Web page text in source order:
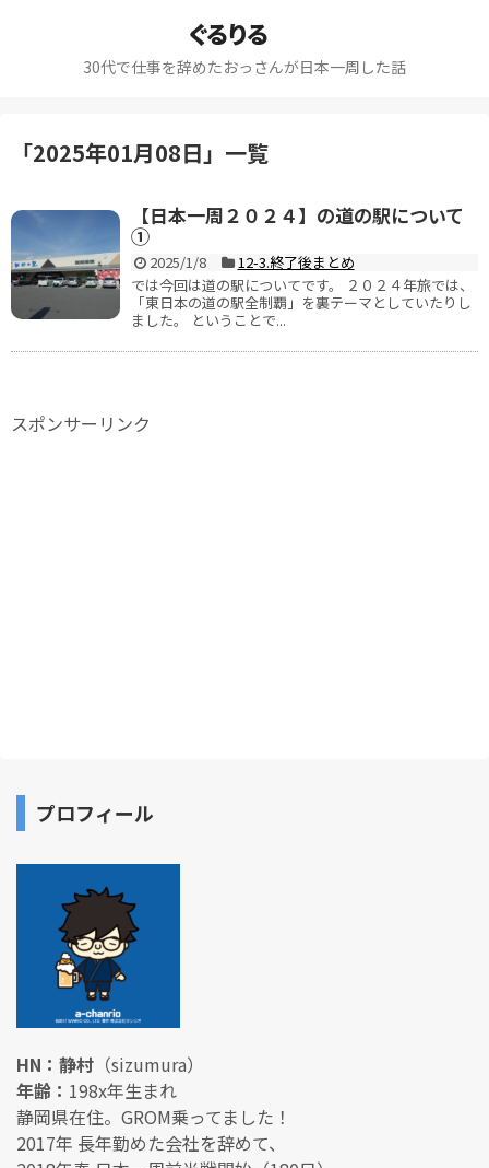
ぐるりる
30代で仕事を辞めたおっさんが日本一周した話
「2025年01月08日」 一覧
【日本一周２０２４】の道の駅について
①
2025/1/8
12-3.終了後まとめ
では今回は道の駅についてです。 ２０２４年旅では、
「東日本の道の駅全制覇」を裏テーマとしていたりし
ました。 ということで...
スポンサーリンク
プロフィール
HN：静村 （sizumura）
年齢： 198x年生まれ
静岡県在住。GROM乗ってました！
2017年 長年勤めた会社を辞めて、